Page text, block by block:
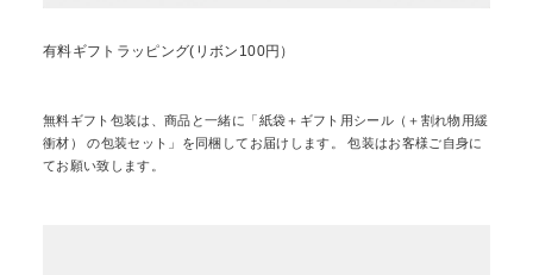
有料ギフトラッピング(リボン100円）
無料ギフト包装は、商品と一緒に「紙袋＋ギフト用シール（＋割れ物用緩
衝材） の包装セット」を同梱してお届けします。 包装はお客様ご自身に
てお願い致します。